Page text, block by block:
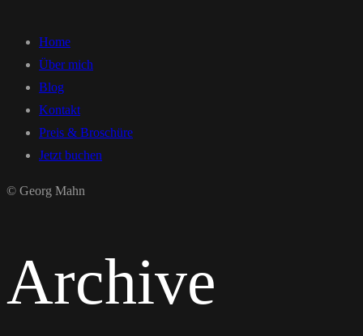
Home
Über mich
Blog
Kontakt
Preis & Broschüre
Jetzt buchen
© Georg Mahn
Archive